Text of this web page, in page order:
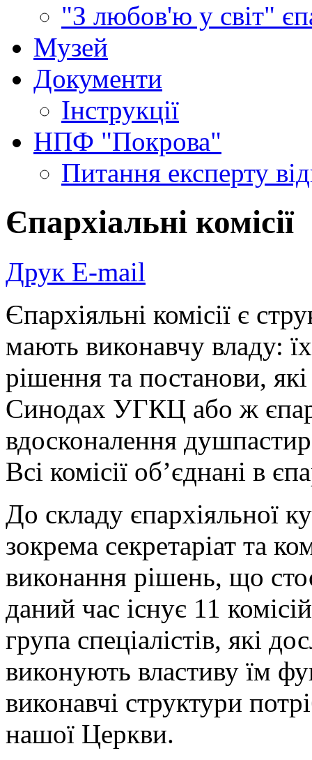
"З любов'ю у світ"
Музей
Документи
Інструкції
НПФ "Покрова"
Питання експерту
Єпархіальні комісії
Друк E-mail
Єпархіяльні комісії є
мають виконавчу владу:
рішення та постанови,
Синодах УГКЦ або ж
вдосконалення
Всі комісії об’єднані в
До складу єпархіяльної
зокрема секретаріат та
виконання рішень, що
даний час існує 11
група спеціалістів, які
виконують властиву їм
виконавчі структури
нашої Церкви.